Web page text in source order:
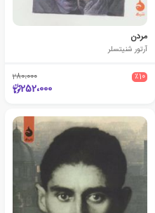
مردن
آرتور شنیتسلر
٪10 280،000
252،000